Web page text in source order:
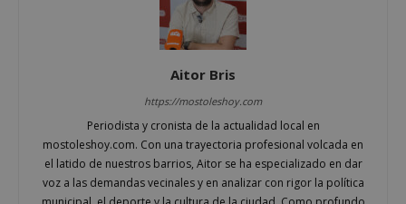
Aitor Bris
https://mostoleshoy.com
Periodista y cronista de la actualidad local en
mostoleshoy.com. Con una trayectoria profesional volcada en
el latido de nuestros barrios, Aitor se ha especializado en dar
voz a las demandas vecinales y en analizar con rigor la política